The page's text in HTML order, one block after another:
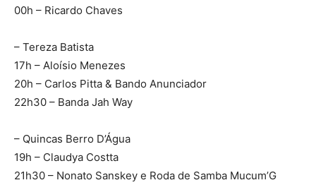
00h – Ricardo Chaves
– Tereza Batista
17h – Aloísio Menezes
20h – Carlos Pitta & Bando Anunciador
22h30 – Banda Jah Way
– Quincas Berro D’Água
19h – Claudya Costta
21h30 – Nonato Sanskey e Roda de Samba Mucum’G